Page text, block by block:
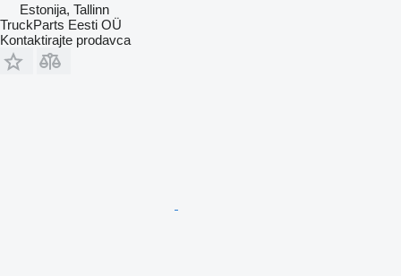
Estonija, Tallinn
TruckParts Eesti OÜ
Kontaktirajte prodavca